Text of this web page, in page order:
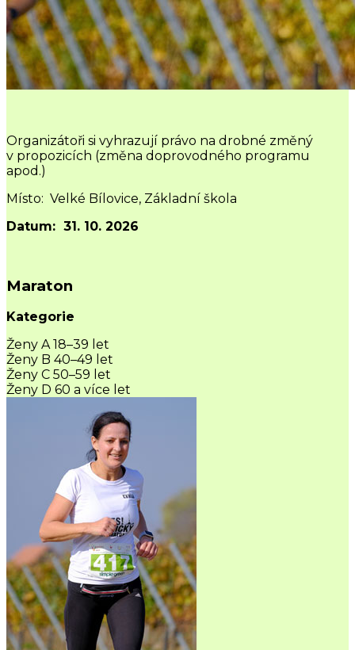
Organizátoři si vyhrazují právo na drobné změný
v propozicích (změna doprovodného programu
apod.)
Místo: Velké Bílovice, Základní škola
Datum: 31. 10. 2026
Maraton
Kategorie
Ženy A 18–39 let
Ženy B 40–49 let
Ženy C 50–59 let
Ženy D 60 a více let